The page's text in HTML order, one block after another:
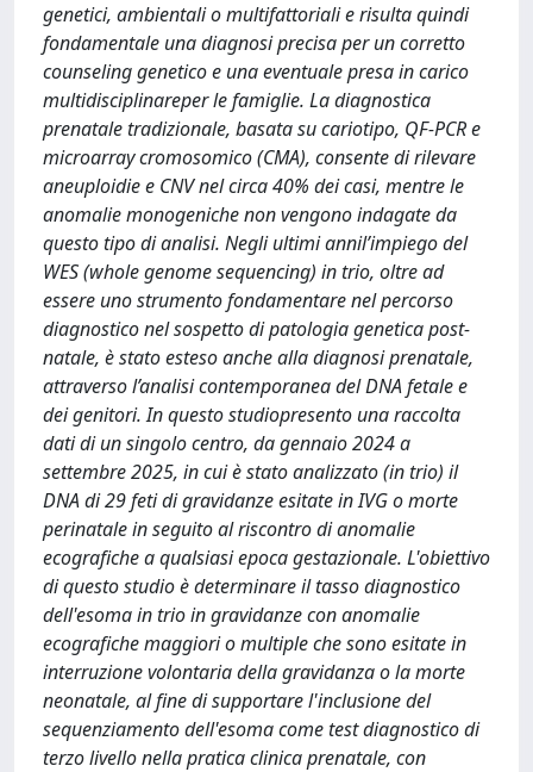
genetici, ambientali o multifattoriali e risulta quindi
fondamentale una diagnosi precisa per un corretto
counseling genetico e una eventuale presa in carico
multidisciplinareper le famiglie. La diagnostica
prenatale tradizionale, basata su cariotipo, QF-PCR e
microarray cromosomico (CMA), consente di rilevare
aneuploidie e CNV nel circa 40% dei casi, mentre le
anomalie monogeniche non vengono indagate da
questo tipo di analisi. Negli ultimi annil’impiego del
WES (whole genome sequencing) in trio, oltre ad
essere uno strumento fondamentare nel percorso
diagnostico nel sospetto di patologia genetica post-
natale, è stato esteso anche alla diagnosi prenatale,
attraverso l’analisi contemporanea del DNA fetale e
dei genitori. In questo studiopresento una raccolta
dati di un singolo centro, da gennaio 2024 a
settembre 2025, in cui è stato analizzato (in trio) il
DNA di 29 feti di gravidanze esitate in IVG o morte
perinatale in seguito al riscontro di anomalie
ecografiche a qualsiasi epoca gestazionale. L'obiettivo
di questo studio è determinare il tasso diagnostico
dell'esoma in trio in gravidanze con anomalie
ecografiche maggiori o multiple che sono esitate in
interruzione volontaria della gravidanza o la morte
neonatale, al fine di supportare l'inclusione del
sequenziamento dell'esoma come test diagnostico di
terzo livello nella pratica clinica prenatale, con